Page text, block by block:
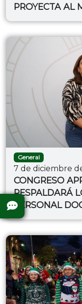
PROYECTA AL
General
7 de diciembre
CONGRESO
RESPALDARÁ
PERSONAL